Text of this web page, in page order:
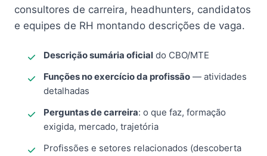
consultores de carreira, headhunters, candidatos
e equipes de RH montando descrições de vaga.
Descrição sumária oficial do CBO/MTE
Funções no exercício da profissão — atividades
detalhadas
Perguntas de carreira: o que faz, formação
exigida, mercado, trajetória
Profissões e setores relacionados (descoberta